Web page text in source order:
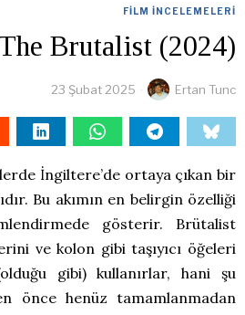
FILM İNCELEMELERI
Brutalist (2024)
23 Şubat 2025 Ertan Tunc
İngiltere’de ortaya çıkan bir
Bu akımın en belirgin özelliği
gösterir. Brütalist
ve kolon gibi taşıyıcı öğeleri
gibi) kullanırlar, hani şu
önce henüz tamamlanmadan